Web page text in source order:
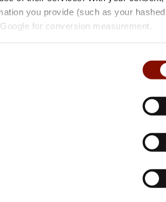
you provide (such as your hashed
for conversion measurement.